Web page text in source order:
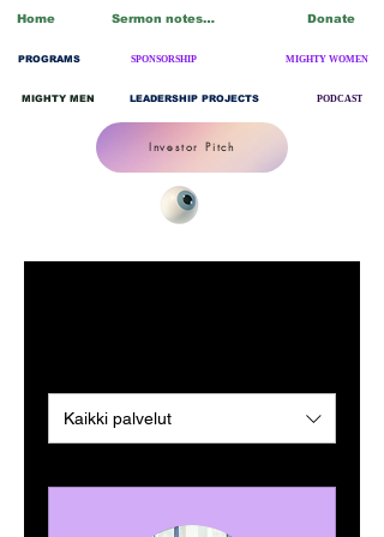
Home
MIGHTY MEN
MIGHTY WOMEN
PROGRAMS SPONSORSHIP
PODCAST
LEADERSHIP PROJECTS
Sermon notes/Blogs Donate
Investor Pitch
Kaikki palvelut